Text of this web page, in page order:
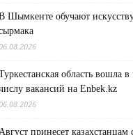
Шымкенте обучают
область вошла
вакансий на Enbek.kz
принесет казахстанцам